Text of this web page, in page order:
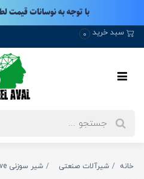
با توجه به نوسانات قیمت
سبد خرید 0
خانه شیرآلات صنعتی شیر سوزنی globe valve